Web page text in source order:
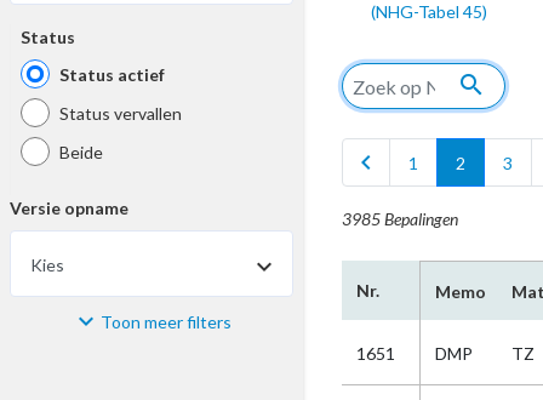
Status
Status actief
Status vervallen
Beide
Versie opname
Kies
Materiaal Toon meer filters
(NHG-Tabel 45)
search
chevron_left 1 2 3
3985 Bepalingen
Nr. Memo
1651 DMP TZ